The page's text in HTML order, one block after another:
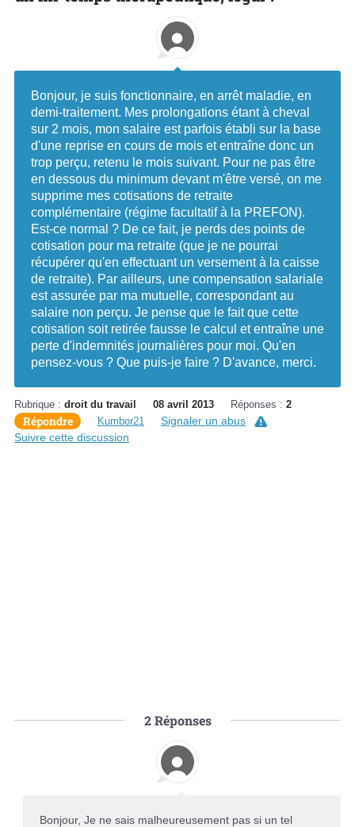
Bonjour, je suis fonctionnaire, en arrêt maladie, en
demi-traitement. Mes prolongations étant à cheval
sur 2 mois, mon salaire est parfois établi sur la base
d'une reprise en cours de mois et entraîne donc un
trop perçu, retenu le mois suivant. Pour ne pas être
en dessous du minimum devant m'être versé, on me
supprime mes cotisations de retraite
complémentaire (régime facultatif à la PREFON).
Est-ce normal ? De ce fait, je perds des points de
cotisation pour ma retraite (que je ne pourrai
récupérer qu'en effectuant un versement à la caisse
de retraite). Par ailleurs, une compensation salariale
est assurée par ma mutuelle, correspondant au
salaire non perçu. Je pense que le fait que cette
cotisation soit retirée fausse le calcul et entraîne une
perte d'indemnités journalières pour moi. Qu'en
pensez-vous ? Que puis-je faire ? D'avance, merci.
Rubrique : droit du travail 08 avril 2013 Réponses : 2
Répondre Kumbor21
Signaler un abus
Suivre cette discussion
2Réponses
Bonjour, Je ne sais malheureusement pas si un tel